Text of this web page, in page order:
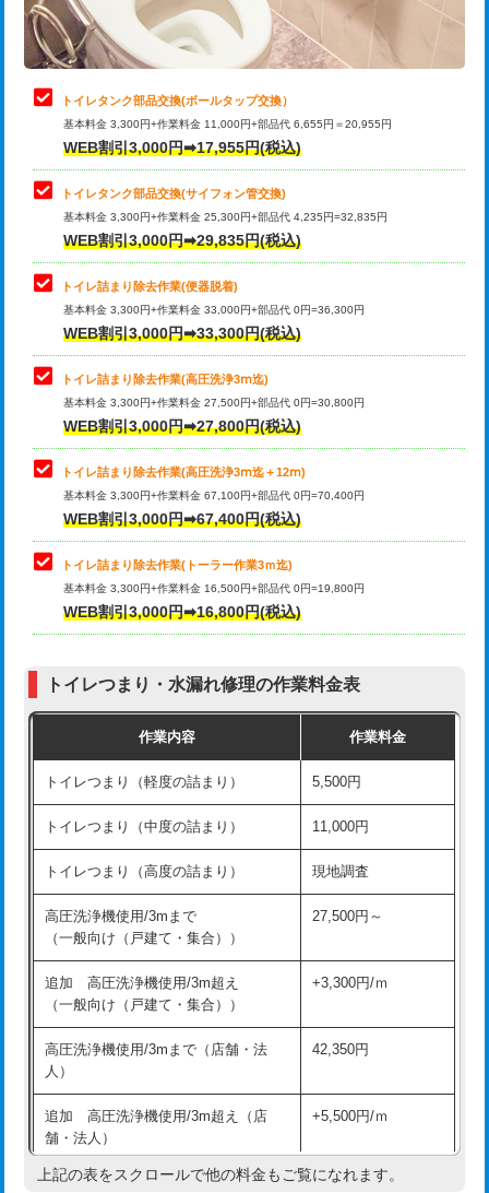
トイレタンク部品交換(ボールタップ交換）
基本料金 3,300円+作業料金 11,000円+部品代 6,655円＝20,955円
WEB割引3,000円➡17,955円(税込)
トイレタンク部品交換(サイフォン管交換)
基本料金 3,300円+作業料金 25,300円+部品代 4,235円=32,835円
WEB割引3,000円➡29,835円(税込)
トイレ詰まり除去作業(便器脱着)
基本料金 3,300円+作業料金 33,000円+部品代 0円=36,300円
WEB割引3,000円➡33,300円(税込)
トイレ詰まり除去作業(高圧洗浄3ⅿ迄)
基本料金 3,300円+作業料金 27,500円+部品代 0円=30,800円
WEB割引3,000円➡27,800円(税込)
トイレ詰まり除去作業(高圧洗浄3ⅿ迄＋12ⅿ)
基本料金 3,300円+作業料金 67,100円+部品代 0円=70,400円
WEB割引3,000円➡67,400円(税込)
トイレ詰まり除去作業(トーラー作業3ｍ迄)
基本料金 3,300円+作業料金 16,500円+部品代 0円=19,800円
WEB割引3,000円➡16,800円(税込)
トイレつまり・水漏れ修理の作業料金表
作業内容 作業料金
トイレつまり（軽度の詰まり） 5,500円
トイレつまり（中度の詰まり） 11,000円
トイレつまり（高度の詰まり） 現地調査
高圧洗浄機使用/3mまで
（一般向け（戸建て・集合））
27,500円～
追加 高圧洗浄機使用/3m超え
（一般向け（戸建て・集合））
+3,300円/ｍ
高圧洗浄機使用/3mまで（店舗・法
人）
42,350円
追加 高圧洗浄機使用/3m超え（店
舗・法人）
+5,500円/ｍ
高度高圧洗浄換 現地調査
上記の表をスクロールで他の料金もご覧になれます。